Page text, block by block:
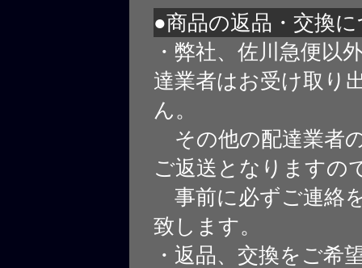
●商品の返品・交換
・弊社、佐川急便以
達業者はお受け取り
ん。
その他の配達業者
ご返送となりますの
事前に必ずご連絡
致します。
・返品、交換をご希